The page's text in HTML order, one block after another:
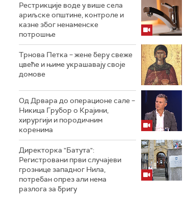
Рестрикције воде у више села
ариљске општине, контроле и
казне због ненаменске
потрошње
Трнова Петка – жене беру свеже
цвеће и њиме украшавају своје
домове
Од Дрвара до операционе сале –
Никица Грубор о Крајини,
хирургији и породичним
коренима
Директорка "Батута":
Регистровани први случајеви
грознице западног Нила,
потребан опрез али нема
разлога за бригу